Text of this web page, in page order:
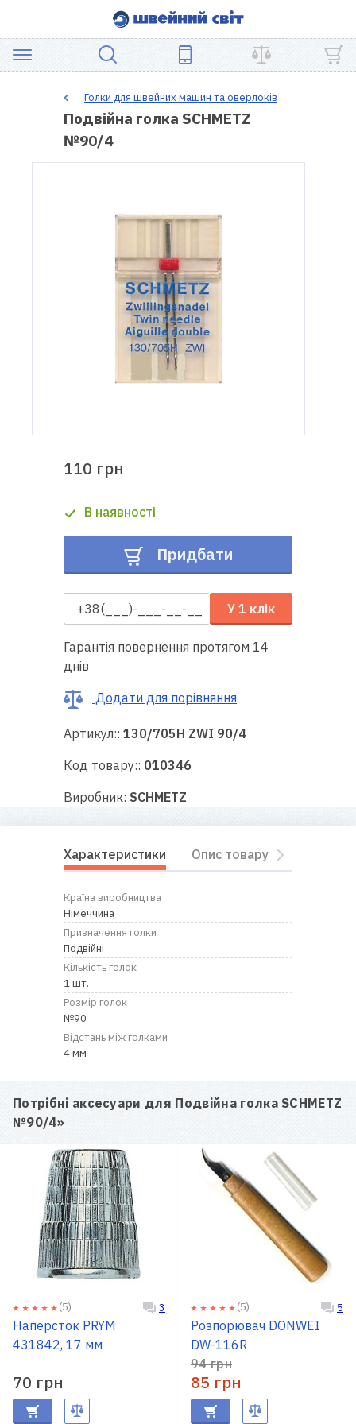
ШВЕЙНЕ
ОБЛАДНАННЯ
Гарантія
швейної
техніки
Корисні
поради
Про
нас
Голки для швейних машин та оверлоків
Подвійна голка SCHMETZ
№90/4
110 грн
В наявності
Придбати
У 1 клік
Гарантія повернення протягом 14
днів
Додати для порівняння
Артикул:: 130/705H ZWI 90/4
Код товару:: 010346
Виробник: SCHMETZ
Характеристики Опис товару
Країна виробництва
Німеччина
Призначення голки
Подвійні
Кількість голок
1 шт.
Розмір голок
№90
Відстань між голками
4 мм
Потрібні аксесуари для Подвійна голка SCHMETZ
№90/4»
(5) 3
Наперсток PRYM
431842, 17 мм
70 грн
(5) 5
Розпорювач DONWEI
DW-116R
94 грн
85 грн